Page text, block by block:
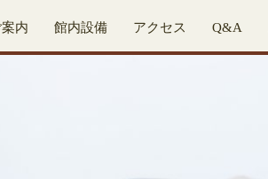
内 館内設備 アクセス Q&A